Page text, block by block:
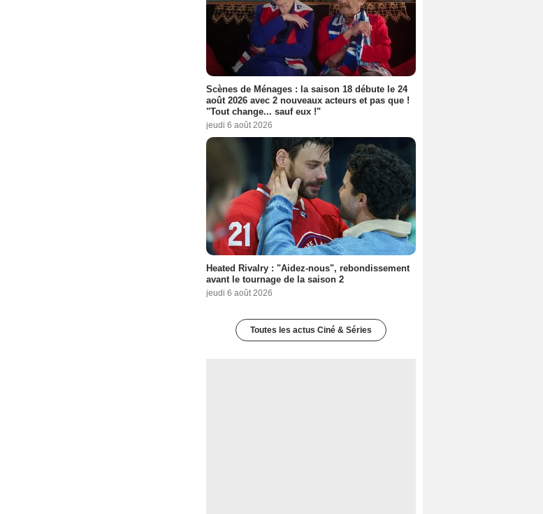
Scènes de Ménages : la saison 18 débute le 24
août 2026 avec 2 nouveaux acteurs et pas que !
"Tout change... sauf eux !"
jeudi 6 août 2026
Heated Rivalry : "Aidez-nous", rebondissement
avant le tournage de la saison 2
jeudi 6 août 2026
Toutes les actus Ciné & Séries